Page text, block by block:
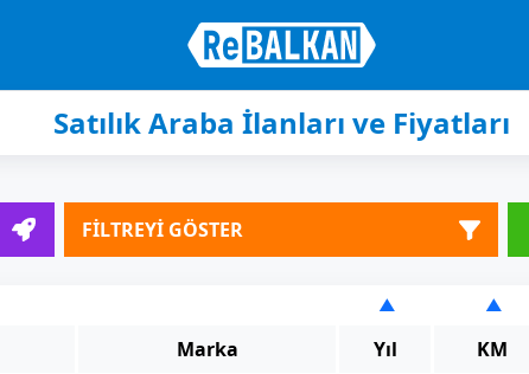
Satılık Araba İlanları ve Fiyatları
FİLTREYİ GÖSTER
▲ ▲
Marka Yıl KM